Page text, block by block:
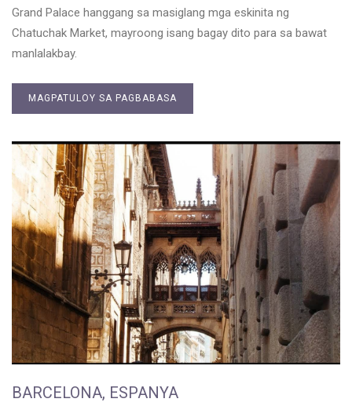
Grand Palace hanggang sa masiglang mga eskinita ng
Chatuchak Market, mayroong isang bagay dito para sa bawat
manlalakbay.
MAGPATULOY SA PAGBABASA
BARCELONA, ESPANYA